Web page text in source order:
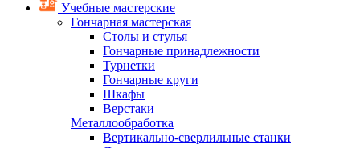
Учебные мастерские
Гончарная мастерская
Столы и стулья
Гончарные принадлежности
Турнетки
Гончарные круги
Шкафы
Верстаки
Металлообработка
Вертикально-сверлильные станки